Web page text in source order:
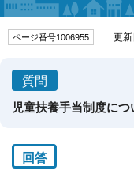
ページ番号1006955 更新
質問
児童扶養手当制度に
回答